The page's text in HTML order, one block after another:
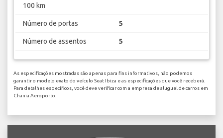
100 km
Número de portas 5
Número de assentos 5
As especificações mostradas são apenas para fins informativos, não podemos
garantir o modelo exato do veículo Seat Ibiza e as especificações que você receberá.
Para detalhes específicos, você deve verificar com a empresa de aluguel de carros em
Chania Aeroporto.